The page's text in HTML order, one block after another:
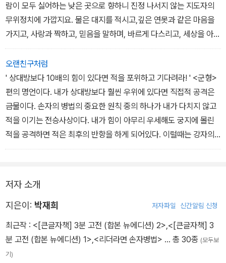
람이 모두 싫어하는 낮은 곳으로 향하니 진정 나서지 않는 지도자의
무위정치에 가깝지요. 물은 대지를 적시고,깊은 연못과 같은 마음을
가지고, 사랑과 짝하고, 믿음을 말하며, 바르게 다스리고, 세상을 아름
답게 하는 능력을 지녔고, 꼭 필요할 때 다가오지요. 이렇게 훌륭한 물
은 다른 것과 다투지도 않으니 허물이 적을 수 밖에요. 물과 같은 정치
를 하셔야 합니다. '-44쪽
오랜친구처럼
' 상대방보다 10배의 힘이 있다면 적을 포위하고 기다려라! ' <군형>
편의 명언이다. 내가 상대방보다 훨씬 우위에 있다면 직접적 공격은
금물이다. 손자의 병법의 중요한 원칙 중의 하나가 내가 다치지 않고
적을 이기는 전승사상이다. 내가 힘이 아무리 우세해도 궁지에 몰린
적을 공격하면 적은 최후의 반항을 하게 되어있다. 이럴때는 강자의
여유를 가지고 적의 의도가 꺾일 때까지 기다려야 한다. 그리고 적이
이렇게되면 우세한 전력을 가지고도 조직에 피해를 주게 된다.승리란
그 자체가 중요한 것이 아니다. 승리한다는 것이 선 중의 선은 아니다.
상대방도 안 다치고 나도 안 다치는 승리야말로 손자가 생각하는 최
상의 승리다.-163쪽
저자 소개
지은이: 박재희 저자파일 신간알림 신청
최근작 : <[큰글자책] 3분 고전 (합본 뉴에디션) 2>,<[큰글자책] 3
분 고전 (합본 뉴에디션) 1>,<리더라면 손자병법> … 총 30종 (모두보
기)